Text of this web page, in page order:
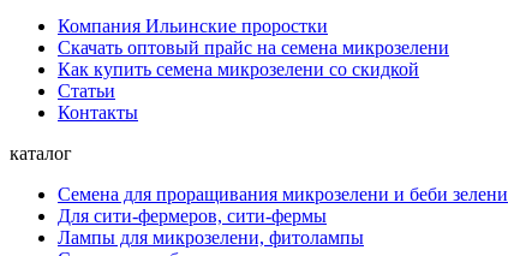
Компания Ильинские проростки
Скачать оптовый прайс на семена микрозелени
Как купить семена микрозелени со скидкой
Статьи
Контакты
каталог
Семена для проращивания микрозелени и беби зелени
Для сити-фермеров, сити-фермы
Лампы для микрозелени, фитолампы